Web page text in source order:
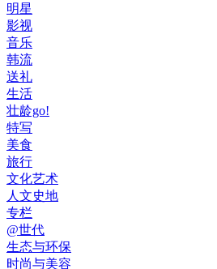
明星
影视
音乐
韩流
送礼
生活
壮龄go!
特写
美食
旅行
文化艺术
人文史地
专栏
@世代
生态与环保
时尚与美容